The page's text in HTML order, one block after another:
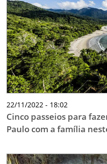
22/11/2022 - 18:02
Cinco passeios para
Paulo com a família